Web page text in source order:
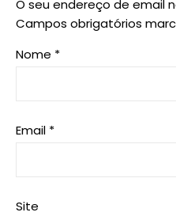
O seu endereço de email
Campos obrigatórios
Nome *
Email *
Site